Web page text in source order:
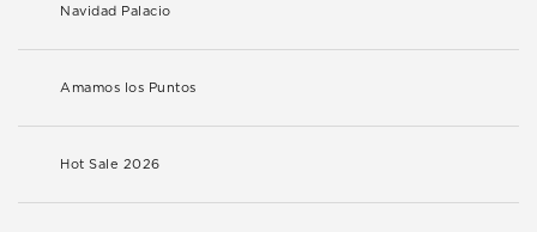
Navidad Palacio
Amamos los Puntos
Hot Sale 2026